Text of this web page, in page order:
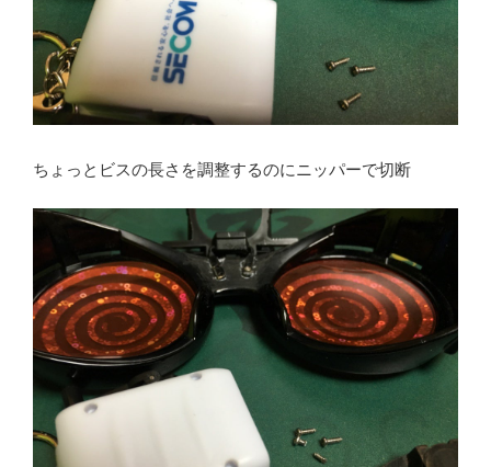
ちょっとビスの長さを調整するのにニッパーで切断